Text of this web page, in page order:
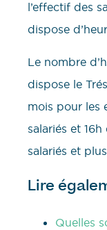
l’effectif des
dispose
Le nombre
dispose le
mois pour les
salariés et
salariés et plus.
Lire
Quelles